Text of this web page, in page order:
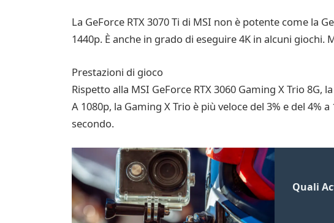
La GeForce RTX 3070 Ti di MSI non è potente come la
1440p. È anche in grado di eseguire 4K in alcuni
Prestazioni di gioco
Rispetto alla MSI GeForce RTX 3060 Gaming X Trio
A 1080p, la Gaming X Trio è più veloce del 3% e del
secondo.
Quali